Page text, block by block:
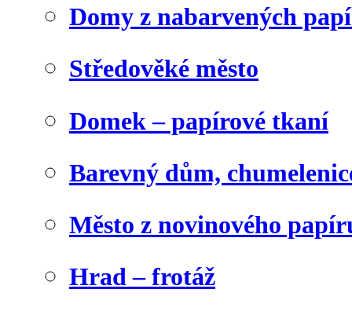
Domy z nabarvených
Středověké město
Domek – papírové tkaní
Barevný dům,
Město z novinového
Hrad – frotáž